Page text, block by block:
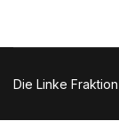
Die Linke